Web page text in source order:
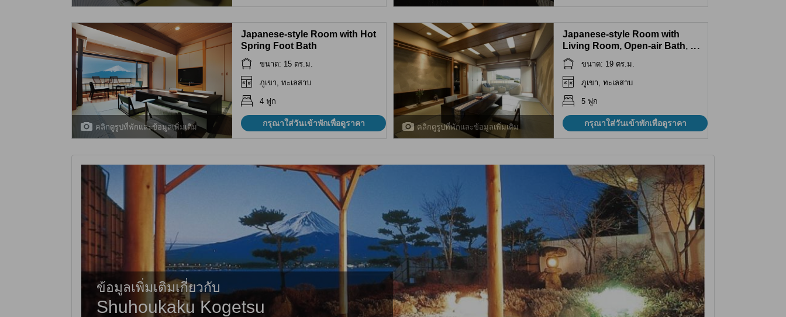
คลิกดูรูปที่พักและข้อมูลเพิ่มเติม
Japanese-style Room with Hot
Spring Foot Bath
ขนาด: 15 ตร.ม.
ภูเขา, ทะเลสาบ
4 ฟูก
กรุณาใส่วันเข้าพักเพื่อดูราคา คลิกดูรูปที่พักและข้อมูลเพิ่มเติม
Japanese-style Room with
Living Room, Open-air Bath,
and Foot Bath
...
ขนาด: 19 ตร.ม.
ภูเขา, ทะเลสาบ
5 ฟูก
กรุณาใส่วันเข้าพักเพื่อดูราคา
ข้อมูลเพิ่มเติมเกี่ยวกับ
Shuhoukaku Kogetsu